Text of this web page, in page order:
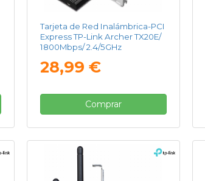
Tarjeta de Red Inalámbrica-PCI
Express TP-Link Archer TX20E/
1800Mbps/ 2.4/5GHz
28,99 €
Comprar